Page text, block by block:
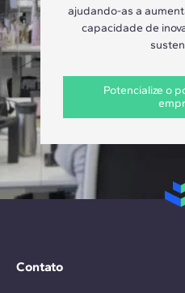
ajudando-as a
capacidade de
Potencialize o
Contato